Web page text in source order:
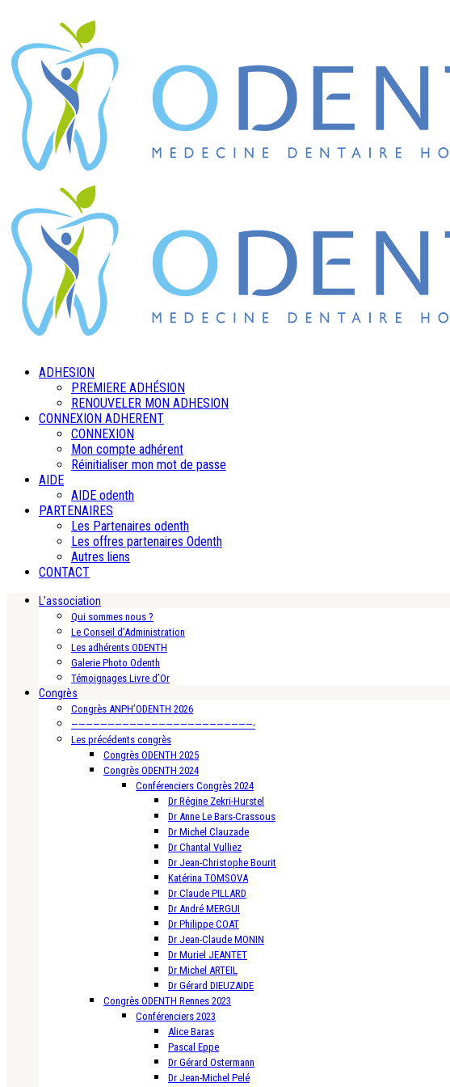
ADHESION
PREMIERE ADHÉSION
RENOUVELER MON ADHESION
CONNEXION ADHERENT
CONNEXION
Mon compte adhérent
Réinitialiser mon mot de passe
AIDE
AIDE odenth
PARTENAIRES
Les Partenaires odenth
Les offres partenaires Odenth
Autres liens
CONTACT
L’association
Qui sommes nous ?
Le Conseil d’Administration
Les adhérents ODENTH
Galerie Photo Odenth
Témoignages Livre d’Or
Congrès
Congrès ANPH’ODENTH 2026
—————————————————————————-
Les précédents congrès
Congrès ODENTH 2025
Congrès ODENTH 2024
Conférenciers Congrès 2024
Dr Régine Zekri-Hurstel
Dr Anne Le Bars-Crassous
Dr Michel Clauzade
Dr Chantal Vulliez
Dr Jean-Christophe Bourit
Katérina TOMSOVA
Dr Claude PILLARD
Dr André MERGUI
Dr Philippe COAT
Dr Jean-Claude MONIN
Dr Muriel JEANTET
Dr Michel ARTEIL
Dr Gérard DIEUZAIDE
Congrès ODENTH Rennes 2023
Conférenciers 2023
Alice Baras
Pascal Eppe
Dr Gérard Ostermann
Dr Jean-Michel Pelé